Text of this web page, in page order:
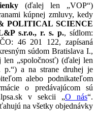
(ďalej len „VOP“)
kúpnej zmluvy, kedy
POLITICAL SCIENCE
s.r.o., r. s. p., sídlom:
46 201 122, zapísaná
súdom Bratislava I.,
„spoločnosť) (ďalej len
p.“) a na strane druhej je
alebo podnikateľom
o predávajúcom sú
v sekcii „O nás“.
na všetky objednávky